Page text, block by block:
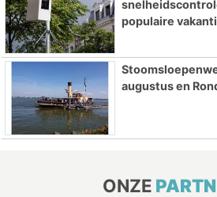
populaire
augustus en
ONZE